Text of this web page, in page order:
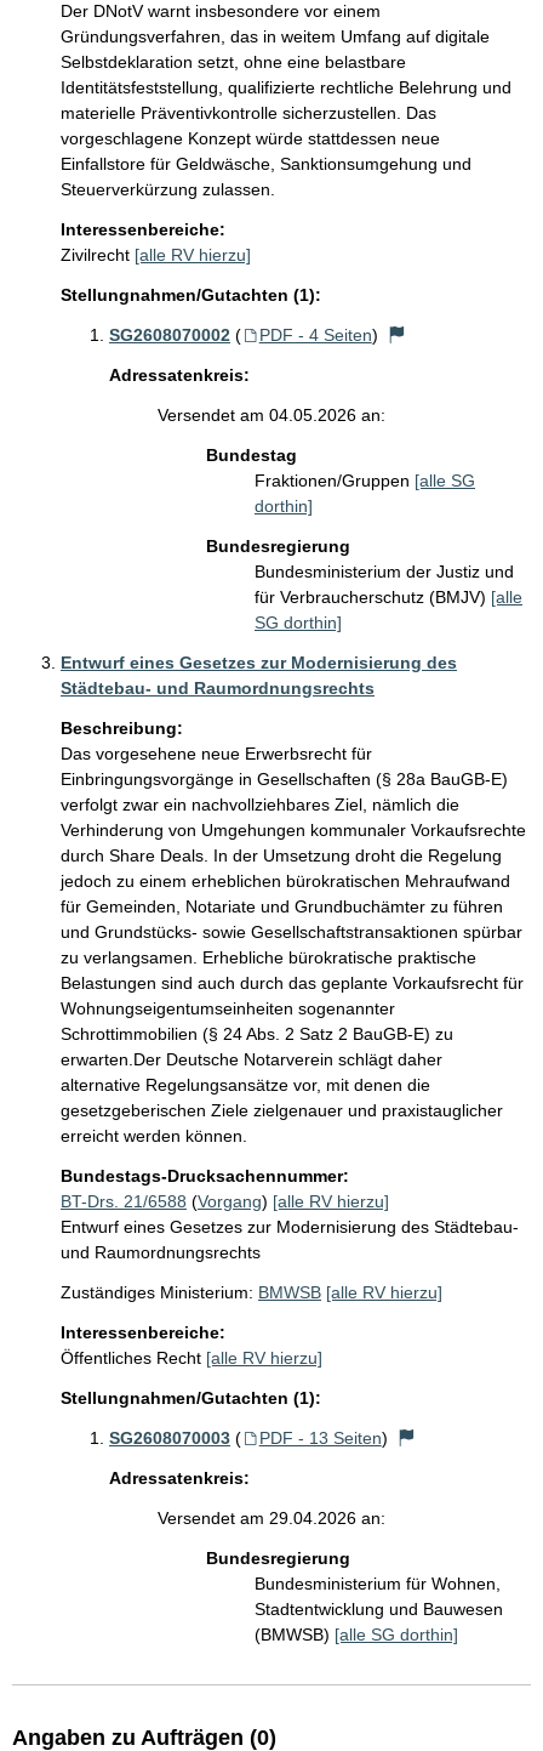
Der DNotV warnt insbesondere vor einem
Gründungsverfahren, das in weitem Umfang auf digitale
Selbstdeklaration setzt, ohne eine belastbare
Identitätsfeststellung, qualifizierte rechtliche Belehrung und
materielle Präventivkontrolle sicherzustellen. Das
vorgeschlagene Konzept würde stattdessen neue
Einfallstore für Geldwäsche, Sanktionsumgehung und
Steuerverkürzung zulassen.
Interessenbereiche:
Zivilrecht [alle RV hierzu]
Stellungnahmen/Gutachten (1):
SG2608070002 ( PDF - 4 Seiten)
Adressatenkreis:
Versendet am 04.05.2026 an:
Bundestag
Fraktionen/Gruppen [alle SG
dorthin]
Bundesregierung
Bundesministerium der Justiz und
für Verbraucherschutz (BMJV) [alle
SG dorthin]
Entwurf eines Gesetzes zur Modernisierung des
Städtebau- und Raumordnungsrechts
Beschreibung:
Das vorgesehene neue Erwerbsrecht für
Einbringungsvorgänge in Gesellschaften (§ 28a BauGB-E)
verfolgt zwar ein nachvollziehbares Ziel, nämlich die
Verhinderung von Umgehungen kommunaler Vorkaufsrechte
durch Share Deals. In der Umsetzung droht die Regelung
jedoch zu einem erheblichen bürokratischen Mehraufwand
für Gemeinden, Notariate und Grundbuchämter zu führen
und Grundstücks- sowie Gesellschaftstransaktionen spürbar
zu verlangsamen. Erhebliche bürokratische praktische
Belastungen sind auch durch das geplante Vorkaufsrecht für
Wohnungseigentumseinheiten sogenannter
Schrottimmobilien (§ 24 Abs. 2 Satz 2 BauGB-E) zu
erwarten.Der Deutsche Notarverein schlägt daher
alternative Regelungsansätze vor, mit denen die
gesetzgeberischen Ziele zielgenauer und praxistauglicher
erreicht werden können.
Bundestags-Drucksachennummer:
BT-Drs. 21/6588 (Vorgang) [alle RV hierzu]
Entwurf eines Gesetzes zur Modernisierung des Städtebau-
und Raumordnungsrechts
Zuständiges Ministerium: BMWSB [alle RV hierzu]
Interessenbereiche:
Öffentliches Recht [alle RV hierzu]
Stellungnahmen/Gutachten (1):
SG2608070003 ( PDF - 13 Seiten)
Adressatenkreis:
Versendet am 29.04.2026 an:
Bundesregierung
Bundesministerium für Wohnen,
Stadtentwicklung und Bauwesen
(BMWSB) [alle SG dorthin]
Angaben zu Aufträgen (0)